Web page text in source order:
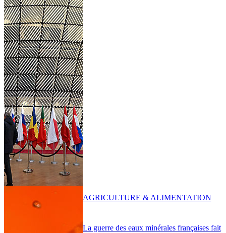
La guerre des eaux minérales françaises fait
AGRICULTURE & ALIMENTATION